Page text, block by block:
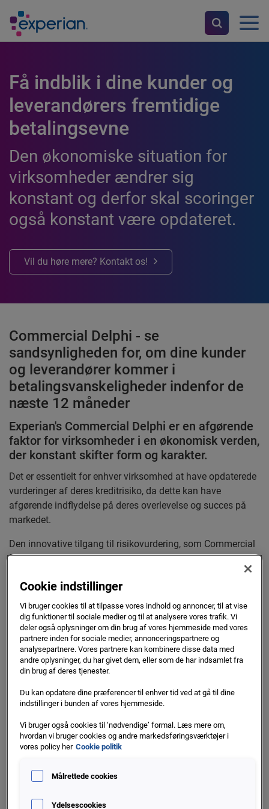
Få indblik i dine kunder og
leverandørers fremtidige
betalingsevne
Den økonomiske situation for
virksomheder ændrer sig
konstant og derfor skal scoringer
også konstant være opdateret.
Vil du høre mere? Kontakt os!
Commercial Delphi - se
sandsynligheden for, om dine kunder
og leverandører kommer i
betalingsvanskeligheder indenfor de
næste 12 måneder
Experian's Commercial Delphi er en afgørende
faktor for virksomheder i en økonomisk verden,
der konstant skifter form og karakter.
Det er essentielt for enhver virksomhed at have opdaterede
vurderinger af deres kreditrisiko, da dette kan have
afgørende indflydelse på deres overlevelse og succes på
markedet.
Den innovative tilgang til risikovurdering, som Commercial
Delphi tilbyder, er en revolution inden for
avancerede algoritmer, giver det virksomheder mulighed for
at forudsige og undgå potentielle betalingsproblemer i den
kommende periode. Det er ikke længere nok at stole på
forældede metoder til kreditvurdering; virksomheder har
brug for præcis og pålidelig information i realtid for at
træffe informerede beslutninger.
dens evne til at tilpasse sig virksomhedernes individuelle
multinational virksomhed, kan Commercial Delphi
skræddersyes til at passe til enhver virksomheds størrelse
virksomhedsledere og beslutningstagere på alle niveauer.
Cookie indstillinger
Vi bruger cookies til at tilpasse vores indhold og annoncer, til at vise
dig funktioner til sociale medier og til at analysere vores trafik. Vi
deler også oplysninger om din brug af vores hjemmeside med vores
partnere inden for sociale medier, annonceringspartnere og
analysepartnere. Vores partnere kan kombinere disse data med
andre oplysninger, du har givet dem, eller som de har indsamlet fra
din brug af deres tjenester.
Du kan opdatere dine præferencer til enhver tid ved at gå til dine
indstillinger i bunden af vores hjemmeside.
Vi bruger også cookies til ‘nødvendige’ formal. Læs mere om,
hvordan vi bruger cookies og andre markedsføringsværktøjer i
vores policy her Cookie politik
Målrettede cookies
Ydelsescookies